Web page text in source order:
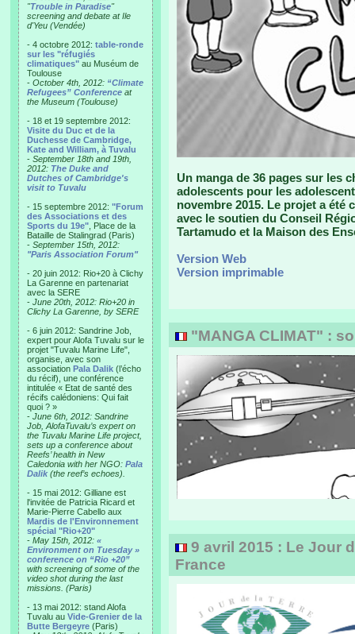
"Trouble in Paradise"
screening and debate at Ile
d'Yeu (Vendée)
- 4 octobre 2012: table-ronde
sur les "réfugiés
climatiques" au Muséum de
Toulouse
- October 4th, 2012: “Climate
Refugees” Conference at
the Museum (Toulouse)
- 18 et 19 septembre 2012:
Visite du Duc et de la
Duchesse de Cambridge,
Kate and William, à Tuvalu
- September 18th and 19th,
2012: The Duke and
Dutches of Cambridge's
visit to Tuvalu
- 15 septembre 2012: "Forum
des Associations et des
Sports du 19e" , Place de la
Bataille de Stalingrad (Paris)
- September 15th, 2012:
"Paris Association Forum"
- 20 juin 2012: Rio+20 à Clichy
La Garenne en partenariat
avec la SERE
- June 20th, 2012: Rio+20 in
Clichy La Garenne, by SERE
- 6 juin 2012: Sandrine Job,
expert pour Alofa Tuvalu sur le
projet "Tuvalu Marine Life",
organise, avec son
association Pala Dalik (l’écho
du récif), une conférence
intitulée « Etat de santé des
récifs calédoniens: Qui fait
quoi ? »
- June 6th, 2012: Sandrine
Job, AlofaTuvalu’s expert on
the Tuvalu Marine Life project,
sets up a conference about
Reefs’ health in New
Caledonia with her NGO: Pala
Dalik (the reef’s echoes).
- 15 mai 2012: Gilliane est
l'invitée de Patricia Ricard et
Marie-Pierre Cabello aux
Mardis de l'Environnement
spécial "Rio+20"
- May 15th, 2012: «
Environment on Tuesday »
conference on “Rio +20”
with screening of some of the
video shot during the last
missions. (Paris)
- 13 mai 2012: stand Alofa
Tuvalu au Vide-Grenier de la
Butte Bergeyre (Paris)
Un manga de 36 pages sur les
adolescents pour les
novembre 2015. Le projet a été
avec le soutien du Conseil
Tartamudo et la Maison des
Version Web
Version imprimable
"MANGA CLIMAT" :
9 avril 2015 : Le Jour
France